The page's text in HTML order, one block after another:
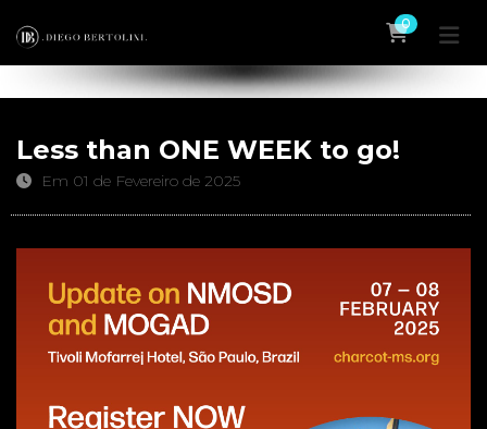
0
Less than ONE WEEK to go!
Em 01 de Fevereiro de 2025